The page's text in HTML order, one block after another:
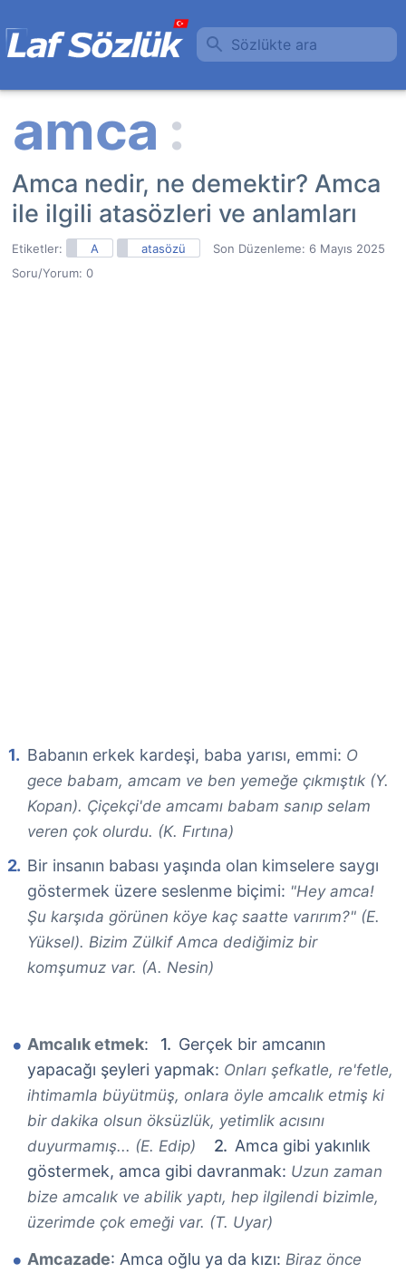
Sözlükte ara
Amca nedir, ne demektir? Amca
ile ilgili atasözleri ve anlamları
Etiketler: A atasözü Son Düzenleme: 6 Mayıs 2025
Soru/Yorum: 0
Babanın erkek kardeşi, baba yarısı, emmi: O
gece babam, amcam ve ben yemeğe çıkmıştık (Y.
Kopan). Çiçekçi'de amcamı babam sanıp selam
veren çok olurdu. (K. Fırtına)
Bir insanın babası yaşında olan kimselere saygı
göstermek üzere seslenme biçimi: "Hey amca!
Şu karşıda görünen köye kaç saatte varırım?" (E.
Yüksel). Bizim Zülkif Amca dediğimiz bir
komşumuz var. (A. Nesin)
Amcalık etmek:
Gerçek bir amcanın
yapacağı şeyleri yapmak: Onları şefkatle, re'fetle,
ihtimamla büyütmüş, onlara öyle amcalık etmiş ki
bir dakika olsun öksüzlük, yetimlik acısını
duyurmamış... (E. Edip)
Amca gibi yakınlık
göstermek, amca gibi davranmak: Uzun zaman
bize amcalık ve abilik yaptı, hep ilgilendi bizimle,
üzerimde çok emeği var. (T. Uyar)
Amcazade: Amca oğlu ya da kızı: Biraz önce